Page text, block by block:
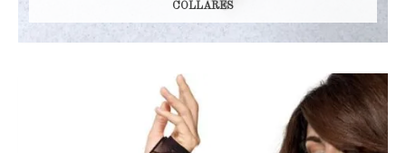
COLLARES